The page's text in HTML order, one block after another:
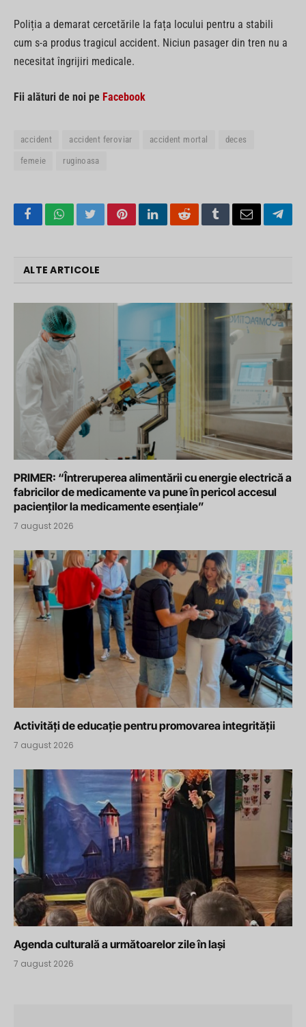
Poliția a demarat cercetările la fața locului pentru a stabili
cum s-a produs tragicul accident. Niciun pasager din tren nu a
necesitat îngrijiri medicale.
Fii alături de noi pe Facebook
accident accident feroviar accident mortal deces
femeie ruginoasa
FacebookWhatsApp
TwitterPinterestLinkedInRedditTumblrEmail
ALTE ARTICOLE
PRIMER: “Întreruperea alimentării cu energie electrică a
fabricilor de medicamente va pune în pericol accesul
pacienților la medicamente esențiale”
7 august 2026
Activități de educație pentru promovarea integrității
7 august 2026
Agenda culturală a următoarelor zile în Iași
7 august 2026